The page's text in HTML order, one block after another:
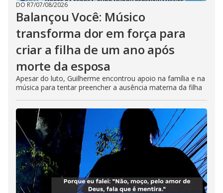
DO R7/07/08/2026
Balançou Você: Músico
transforma dor em força para
criar a filha de um ano após
morte da esposa
Apesar do luto, Guilherme encontrou apoio na família e na
música para tentar preencher a ausência materna da filha